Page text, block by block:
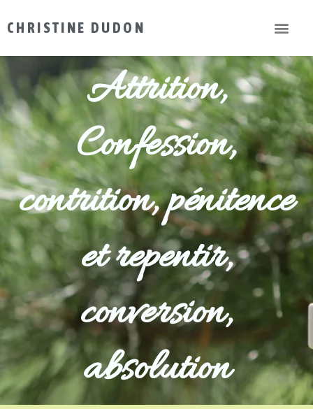
CHRISTINE DUDON
Attrition,
Confession,
contrition, pénitence
et repentir,
conversion,
absolution